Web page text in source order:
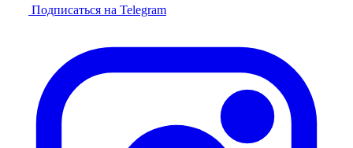
Подписаться на Telegram